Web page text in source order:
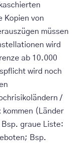
Kopien von
müssen
wird
ab 10.000
wird noch
/
kommen (Länder
graue Liste:
Bsp.